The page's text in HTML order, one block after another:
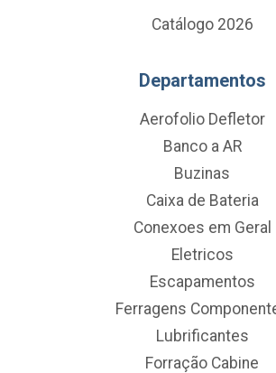
Catálogo 2026
Departamentos
Aerofolio Defletor
Banco a AR
Buzinas
Caixa de Bateria
Conexoes em Geral
Eletricos
Escapamentos
Ferragens
Lubrificantes
Forração Cabine